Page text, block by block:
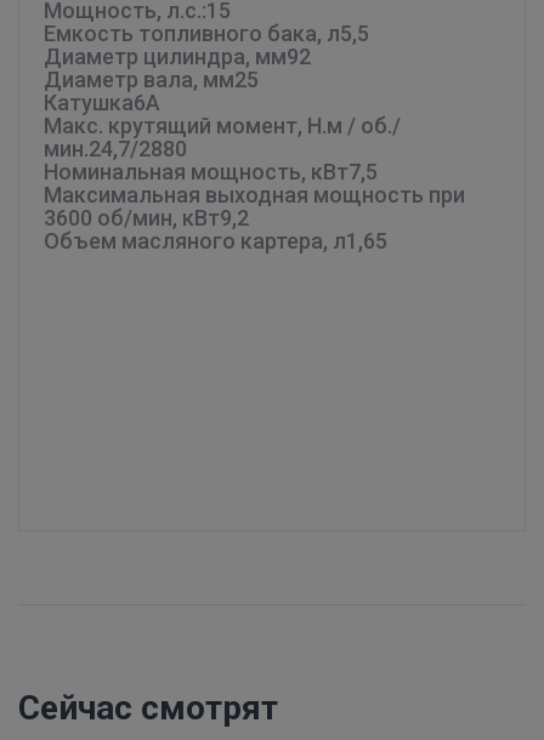
Мощность, л.с.:15
Емкость топливного бака, л5,5
Диаметр цилиндра, мм92
Диаметр вала, мм25
Катушка6А
Макc. крутящий момент, Н.м / об./
мин.24,7/2880
Номинальная мощность, кВт7,5
Максимальная выходная мощность при
3600 об/мин, кВт9,2
Объем масляного картера, л1,65
Сейчас смотрят